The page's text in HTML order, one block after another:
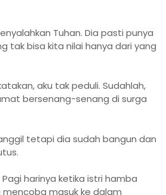
Tuhan. Dia pasti punya
tak bisa kita nilai hanya dari yang
aku tak peduli. Sudahlah,
bersenang-senang di surga
tetapi dia sudah bangun dan
harinya ketika istri hamba
masuk ke dalam